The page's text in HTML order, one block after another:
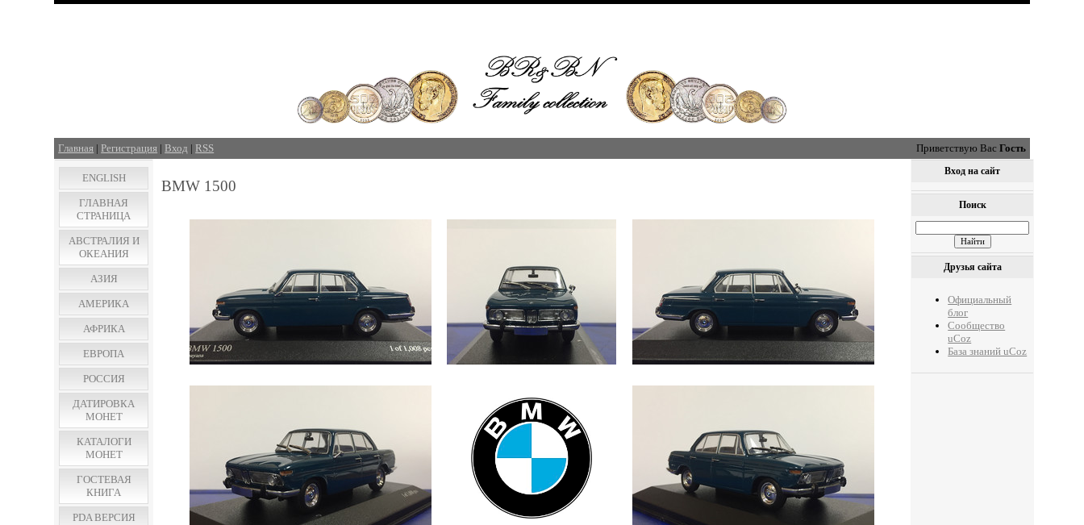
Главная | Регистрация |Вход | RSS Приветствую Вас Гость
ENGLISH
ГЛАВНАЯ
СТРАНИЦА
АВСТРАЛИЯ И
ОКЕАНИЯ
АЗИЯ
АМЕРИКА
АФРИКА
ЕВРОПА
РОССИЯ
ДАТИРОВКА
МОНЕТ
КАТАЛОГИ
МОНЕТ
ГОСТЕВАЯ
КНИГА
PDA ВЕРСИЯ
BMW 1500
Вход на сайт
Поиск
Друзья сайта
Официальный
блог
Сообщество
uCoz
База знаний uCoz